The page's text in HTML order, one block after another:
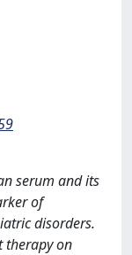
serum and its
of
disorders.
therapy on